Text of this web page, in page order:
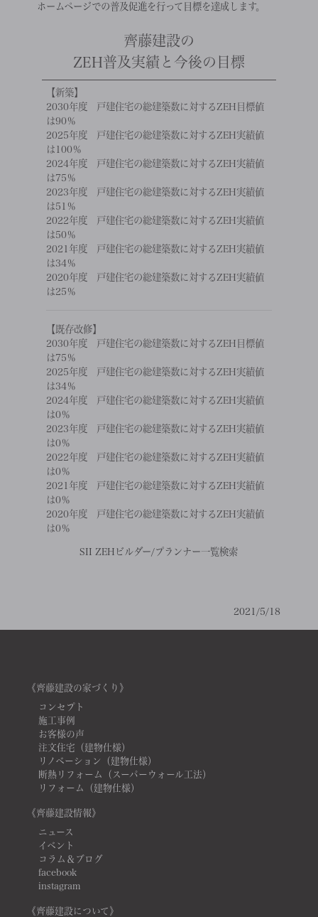
ホームページでの普及促進を行って目標を達成します。
齊藤建設の
ZEH普及実績と今後の目標
【新築】
2030年度 戸建住宅の総建築数に対するZEH目標値
は90％
2025年度 戸建住宅の総建築数に対するZEH実績値
は100％
2024年度 戸建住宅の総建築数に対するZEH実績値
は75％
2023年度 戸建住宅の総建築数に対するZEH実績値
は51％
2022年度 戸建住宅の総建築数に対するZEH実績値
は50％
2021年度 戸建住宅の総建築数に対するZEH実績値
は34％
2020年度 戸建住宅の総建築数に対するZEH実績値
は25％
【既存改修】
2030年度 戸建住宅の総建築数に対するZEH目標値
は75％
2025年度 戸建住宅の総建築数に対するZEH実績値
は34％
2024年度 戸建住宅の総建築数に対するZEH実績値
は0％
2023年度 戸建住宅の総建築数に対するZEH実績値
は0％
2022年度 戸建住宅の総建築数に対するZEH実績値
は0％
2021年度 戸建住宅の総建築数に対するZEH実績値
は0％
2020年度 戸建住宅の総建築数に対するZEH実績値
は0％
SII ZEHビルダー/プランナー一覧検索
2021/5/18
《齊藤建設の家づくり》
コンセプト
施工事例
お客様の声
注文住宅（建物仕様）
リノベーション（建物仕様）
断熱リフォーム（スーパーウォール工法）
リフォーム（建物仕様）
《齊藤建設情報》
ニュース
イベント
コラム＆ブログ
facebook
instagram
《齊藤建設について》